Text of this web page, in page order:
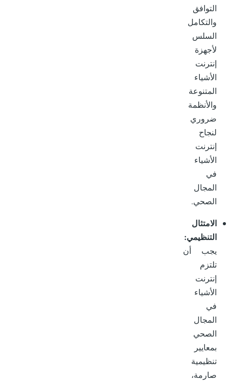
التوافق
والتكامل
السلس
لأجهزة
إنترنت
الأشياء
المتنوعة
والأنظمة
ضروري
لنجاح
إنترنت
الأشياء
في
المجال
الصحي.
الامتثال
التنظيمي:
يجب أن
تلتزم
إنترنت
الأشياء
في
المجال
الصحي
بمعايير
تنظيمية
صارمة،